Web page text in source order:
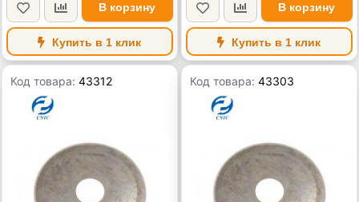
В корзину
Купить в 1 клик
В корзину
Купить в 1 клик
Код товара:43312 Код товара:43303